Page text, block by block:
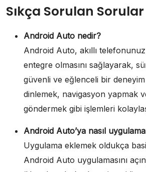
Sıkça Sorulan Sorular
Android Auto nedir?
Android Auto, akıllı
entegre olmasını sağlayarak,
güvenli ve eğlenceli bir
dinlemek, navigasyon yapmak
göndermek gibi işlemleri
Android Auto’ya nasıl
Uygulama eklemek oldukça
Android Auto uygulamasını